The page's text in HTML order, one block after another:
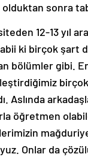
olduktan sonra
12-13 yıl
ki birçok şart
bölümler gibi.
Aslında
öğretmen
Onlar da